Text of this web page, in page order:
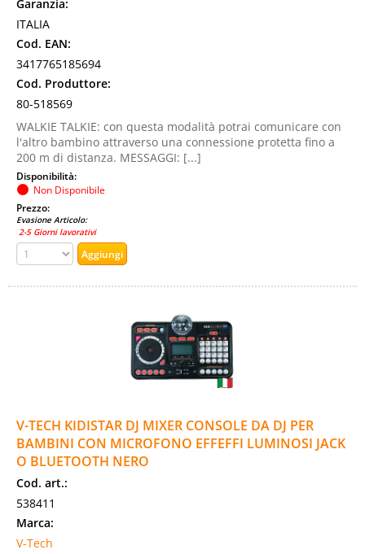
Garanzia:
ITALIA
Cod. EAN:
3417765185694
Cod. Produttore:
80-518569
WALKIE TALKIE: con questa modalità potrai comunicare con
l'altro bambino attraverso una connessione protetta fino a
200 m di distanza. MESSAGGI: [...]
Disponibilità:
Non Disponibile
Prezzo:
Evasione Articolo:
2-5 Giorni lavorativi
V-TECH KIDISTAR DJ MIXER CONSOLE DA DJ PER
BAMBINI CON MICROFONO EFFEFFI LUMINOSI JACK
O BLUETOOTH NERO
Cod. art.:
538411
Marca:
V-Tech